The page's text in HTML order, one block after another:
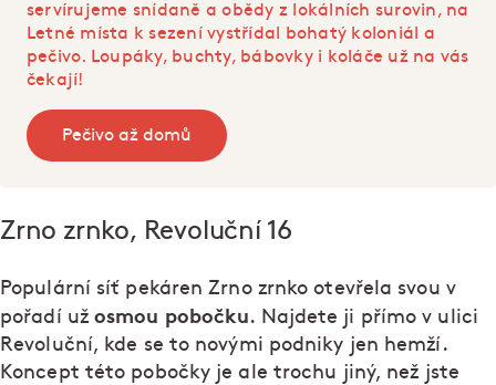
servírujeme snídaně a obědy z lokálních surovin, na
Letné místa k sezení vystřídal bohatý koloniál a
pečivo. Loupáky, buchty, bábovky i koláče už na vás
čekají!
Pečivo až domů
Zrno zrnko, Revoluční 16
Populární síť pekáren Zrno zrnko otevřela svou v
pořadí užosmou pobočku. Najdete ji přímo v ulici
Revoluční, kde se to novými podniky jen hemží.
Koncept této pobočky je ale trochu jiný, než jste